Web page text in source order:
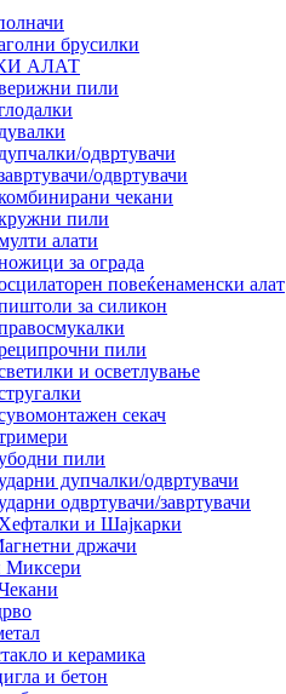
брусилки
АЛАТ
пили
одвртувачи
одвртувачи
чекани
пили
алати
за ограда
повеќенаменски алат
за силикон
пили
и осветлување
секач
пили
дупчалки/одвртувачи
одвртувачи/завртувачи
и Шајкарки
држачи
Миксери
и керамика
и бетон